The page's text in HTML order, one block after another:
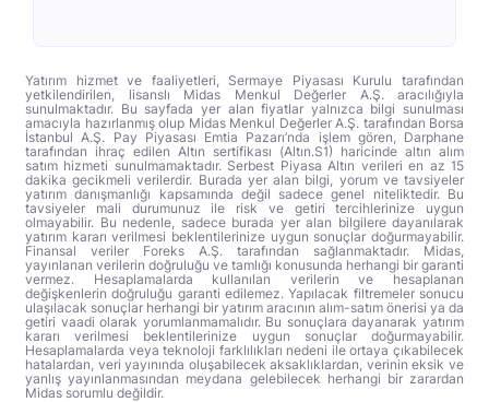
Yatırım hizmet ve faaliyetleri, Sermaye Piyasası Kurulu tarafından
yetkilendirilen, lisanslı Midas Menkul Değerler A.Ş. aracılığıyla
sunulmaktadır. Bu sayfada yer alan fiyatlar yalnızca bilgi sunulması
amacıyla hazırlanmış olup Midas Menkul Değerler A.Ş. tarafından Borsa
İstanbul A.Ş. Pay Piyasası Emtia Pazarı’nda işlem gören, Darphane
tarafından ihraç edilen Altın sertifikası (Altın.S1) haricinde altın alım
satım hizmeti sunulmamaktadır. Serbest Piyasa Altın verileri en az 15
dakika gecikmeli verilerdir. Burada yer alan bilgi, yorum ve tavsiyeler
yatırım danışmanlığı kapsamında değil sadece genel niteliktedir. Bu
tavsiyeler mali durumunuz ile risk ve getiri tercihlerinize uygun
olmayabilir. Bu nedenle, sadece burada yer alan bilgilere dayanılarak
yatırım kararı verilmesi beklentilerinize uygun sonuçlar doğurmayabilir.
Finansal veriler Foreks A.Ş. tarafından sağlanmaktadır. Midas,
yayınlanan verilerin doğruluğu ve tamlığı konusunda herhangi bir garanti
vermez. Hesaplamalarda kullanılan verilerin ve hesaplanan
değişkenlerin doğruluğu garanti edilemez. Yapılacak filtremeler sonucu
ulaşılacak sonuçlar herhangi bir yatırım aracının alım-satım önerisi ya da
getiri vaadi olarak yorumlanmamalıdır. Bu sonuçlara dayanarak yatırım
kararı verilmesi beklentilerinize uygun sonuçlar doğurmayabilir.
Hesaplamalarda veya teknoloji farklılıkları nedeni ile ortaya çıkabilecek
hatalardan, veri yayınında oluşabilecek aksaklıklardan, verinin eksik ve
yanlış yayınlanmasından meydana gelebilecek herhangi bir zarardan
Midas sorumlu değildir.